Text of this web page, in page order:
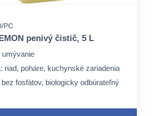
PC
penivý čistič, 5 L
umývanie
riad, poháre, kuchynské zariadenia
fosfátov, biologicky odbúrateľný